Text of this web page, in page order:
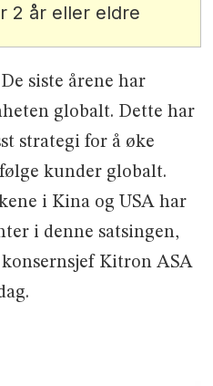
2 år eller eldre
siste årene har
globalt. Dette har
strategi for å øke
kunder globalt.
i Kina og USA har
i denne satsingen,
konsernsjef Kitron ASA